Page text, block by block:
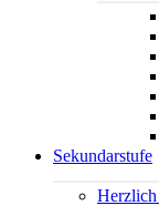
Sekundarstufe